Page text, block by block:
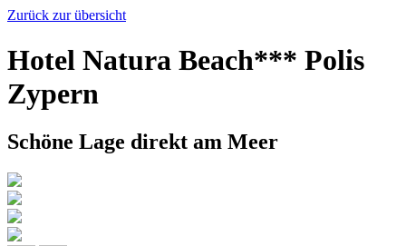
Zurück zur übersicht
Hotel Natura Beach*** Polis
Zypern
Schöne Lage direkt am Meer